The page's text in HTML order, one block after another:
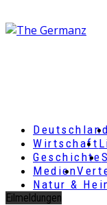
Deutschland
Wirtschaft
Geschichte
Medien
Natur &
Eilmeldungen